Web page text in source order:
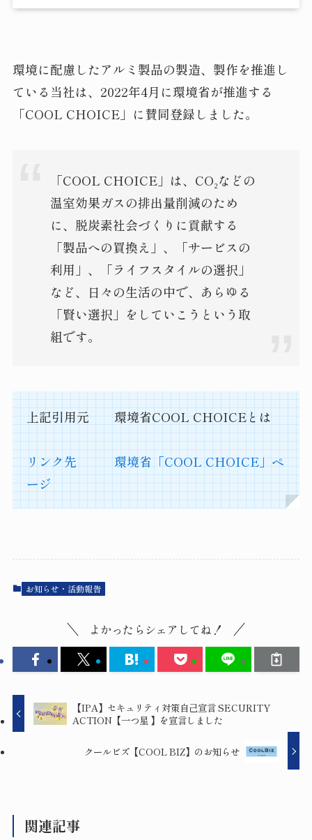
環境に配慮したアルミ製品の製造、製作を推進し
ている当社は、2022年4月に環境省が推進する
「COOL CHOICE」に賛同登録しました。
「COOL CHOICE」は、CO₂などの
温室効果ガスの排出量削減のため
に、脱炭素社会づくりに貢献する
「製品への買換え」、「サービスの
利用」、「ライフスタイルの選択」
など、日々の生活の中で、あらゆる
「賢い選択」をしていこうという取
組です。
上記引用元 環境省COOL CHOICEとは
リンク先 環境省「COOL CHOICE」ペ
ージ
お知らせ・活動報告
よかったらシェアしてね！
【IPA】セキュリティ対策自己宣言 SECURITY
ACTION【一つ星 】を宣言しました
クールビズ【COOL BIZ】のお知らせ
関連記事